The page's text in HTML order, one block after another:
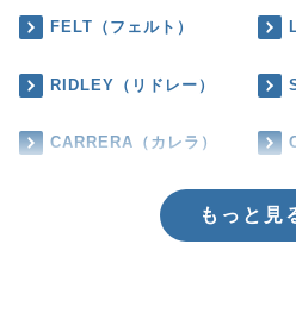
FELT（フェルト）
RIDLEY（リドレー）
CARRERA（カレラ）
もっと見